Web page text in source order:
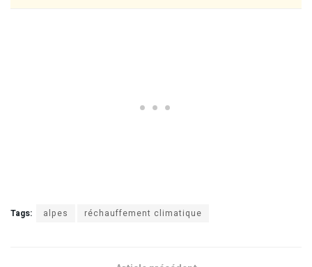
Tags: alpes réchauffement climatique